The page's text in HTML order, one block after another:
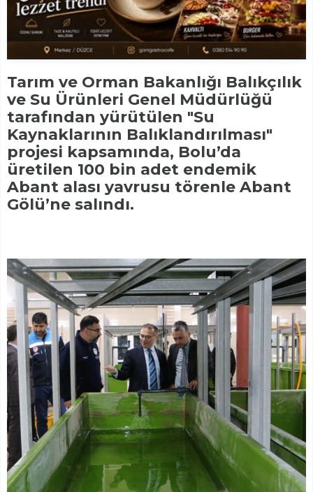
Tarım ve Orman Bakanlığı Balıkçılık
ve Su Ürünleri Genel Müdürlüğü
tarafından yürütülen "Su
Kaynaklarının Balıklandırılması"
projesi kapsamında, Bolu’da
üretilen 100 bin adet endemik
Abant alası yavrusu törenle Abant
Gölü’ne salındı.